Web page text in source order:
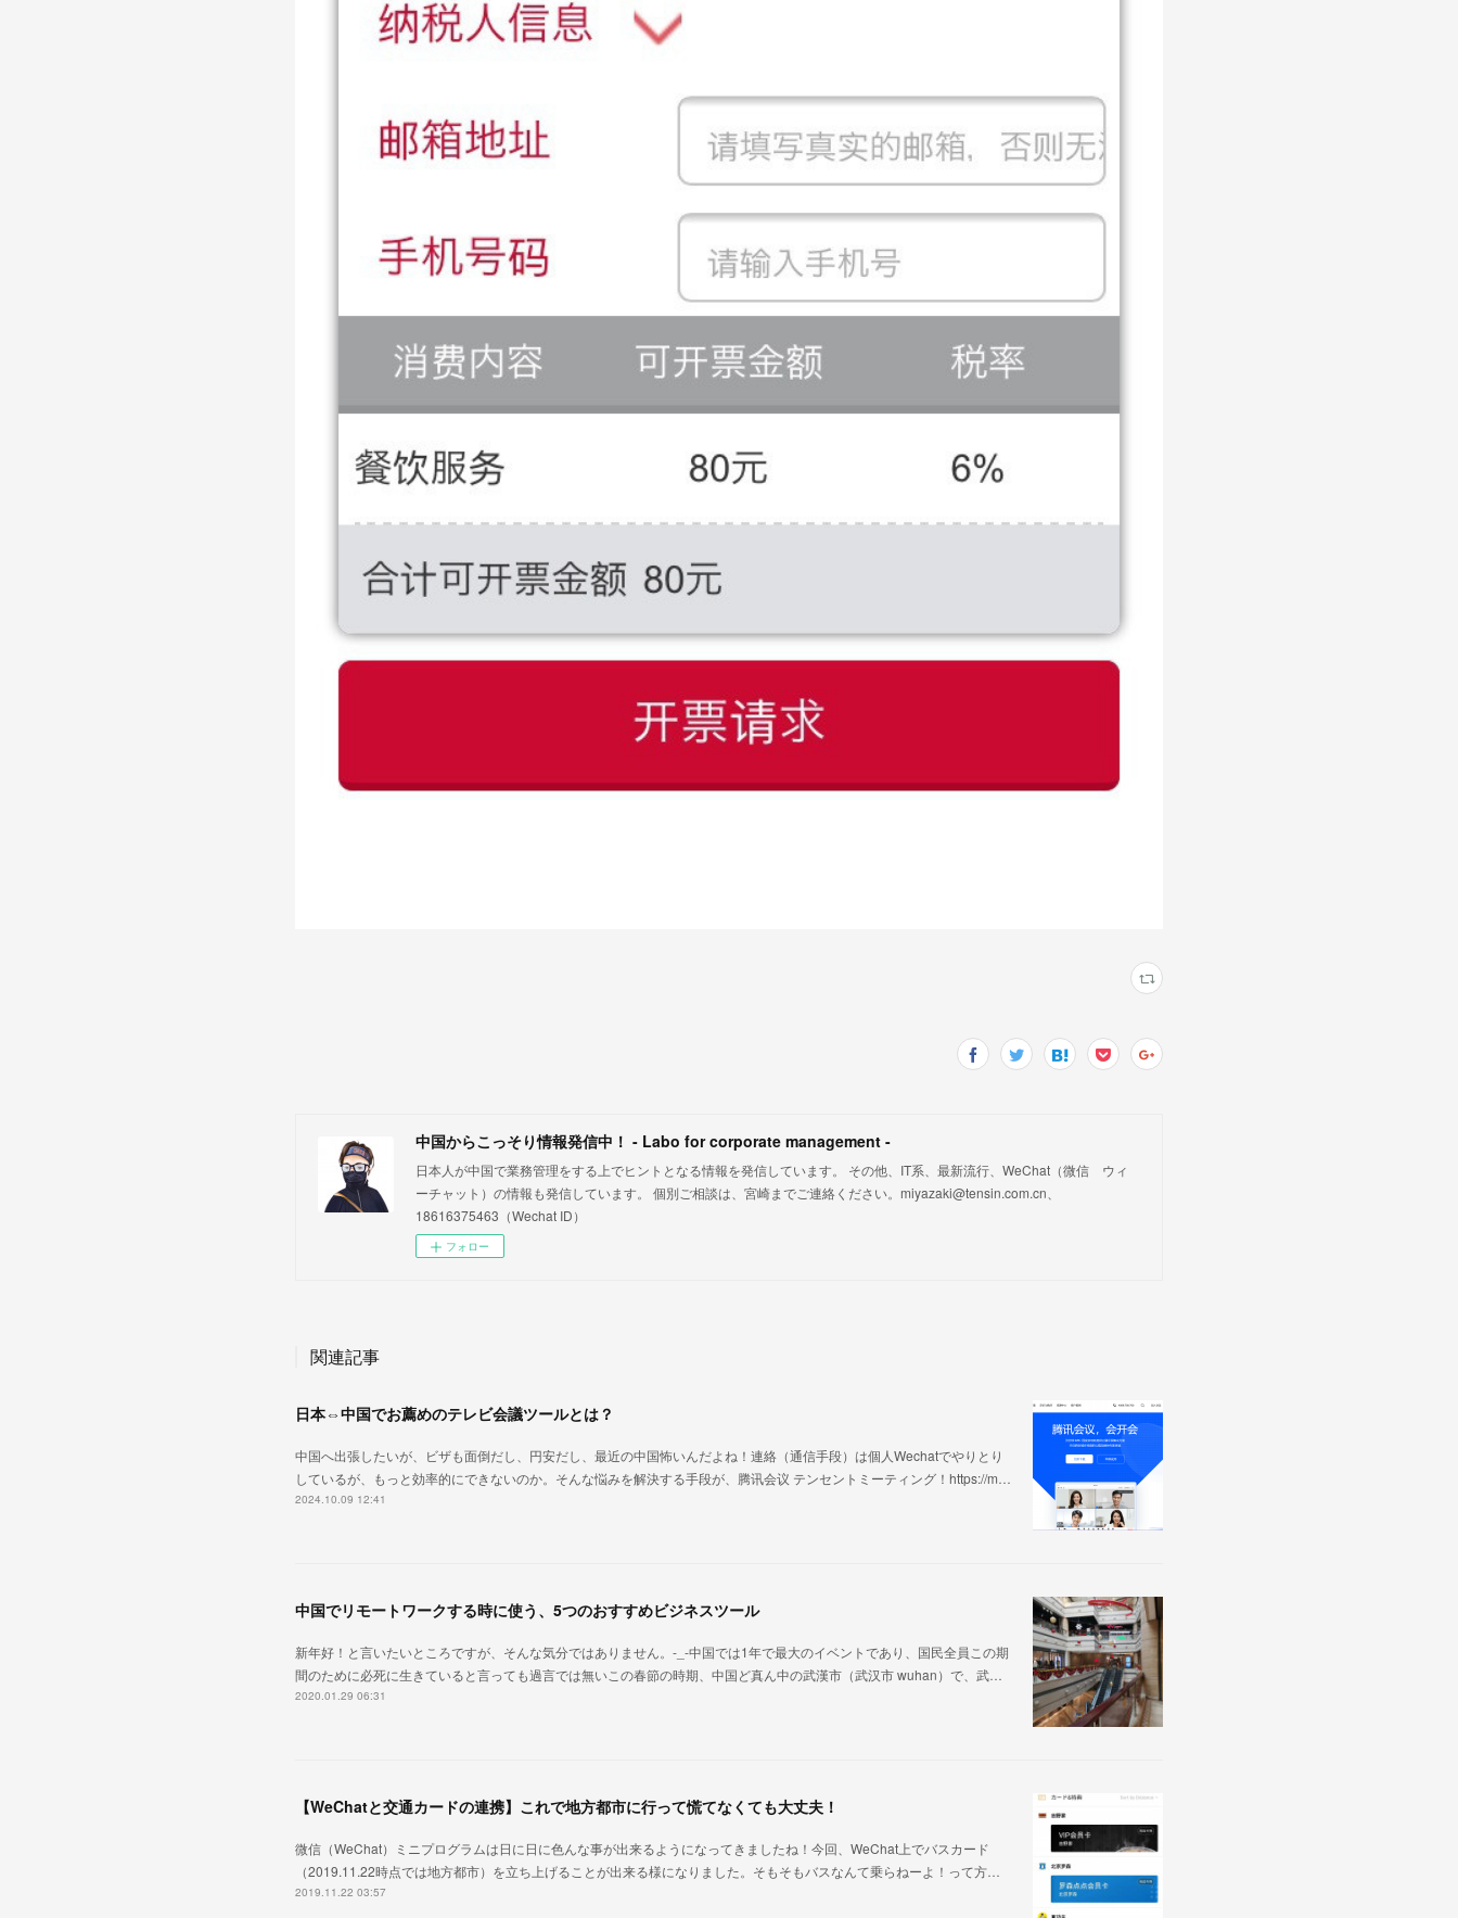
中国からこっそり情報発信中！ - Labo for corporate management -
日本人が中国で業務管理をする上でヒントとなる情報を発信しています。 その他、IT系、最新流行、WeChat（微信 ウィ
ーチャット）の情報も発信しています。 個別ご相談は、宮崎までご連絡ください。miyazaki@tensin.com.cn、
18616375463（Wechat ID）
フォロー
関連記事
日本⇔中国でお薦めのテレビ会議ツールとは？
中国へ出張したいが、ビザも面倒だし、円安だし、最近の中国怖いんだよね！連絡（通信手段）は個人Wechatでやりとり
しているが、もっと効率的にできないのか。そんな悩みを解決する手段が、腾讯会议 テンセントミーティング！https://m…
2024.10.09 12:41
中国でリモートワークする時に使う、5つのおすすめビジネスツール
新年好！と言いたいところですが、そんな気分ではありません。-_-中国では1年で最大のイベントであり、国民全員この期
間のために必死に生きていると言っても過言では無いこの春節の時期、中国ど真ん中の武漢市（武汉市 wuhan）で、武…
2020.01.29 06:31
【WeChatと交通カードの連携】これで地方都市に行って慌てなくても大丈夫！
微信（WeChat）ミニプログラムは日に日に色んな事が出来るようになってきましたね！今回、WeChat上でバスカード
（2019.11.22時点では地方都市）を立ち上げることが出来る様になりました。そもそもバスなんて乗らねーよ！って方…
2019.11.22 03:57